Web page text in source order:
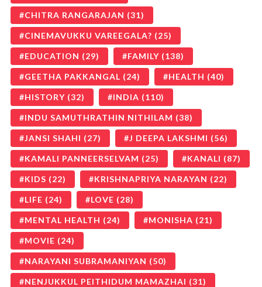
CHITRA RANGARAJAN (31)
CINEMAVUKKU VAREEGALA? (25)
EDUCATION (29) FAMILY (138)
GEETHA PAKKANGAL (24) HEALTH (40)
HISTORY (32) INDIA (110)
INDU SAMUTHRATHIN NITHILAM (38)
JANSI SHAHI (27) J DEEPA LAKSHMI (56)
KAMALI PANNEERSELVAM (25) KANALI (87)
KIDS (22) KRISHNAPRIYA NARAYAN (22)
LIFE (24) LOVE (28)
MENTAL HEALTH (24) MONISHA (21)
MOVIE (24)
NARAYANI SUBRAMANIYAN (50)
NENJUKKUL PEITHIDUM MAMAZHAI (31)